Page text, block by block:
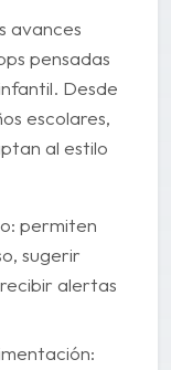
avances
pensadas
Desde
escolares,
al estilo
permiten
sugerir
alertas